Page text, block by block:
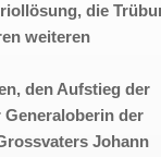
die
weiteren
den Aufstieg der
der
Johann